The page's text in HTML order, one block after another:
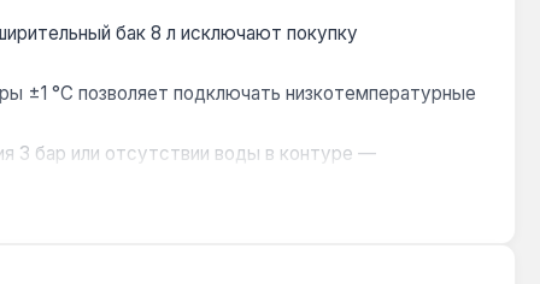
бак 8 л исключают покупку
±1 °C позволяет подключать низкотемпературные
3 бар или отсутствии воды в контуре —